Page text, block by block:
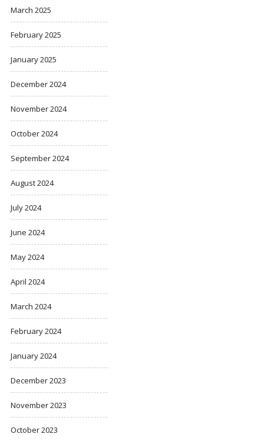
March 2025
February 2025
January 2025
December 2024
November 2024
October 2024
September 2024
August 2024
July 2024
June 2024
May 2024
April 2024
March 2024
February 2024
January 2024
December 2023
November 2023
October 2023